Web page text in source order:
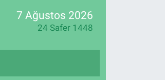
7 Ağustos 2026
24 Safer 1448